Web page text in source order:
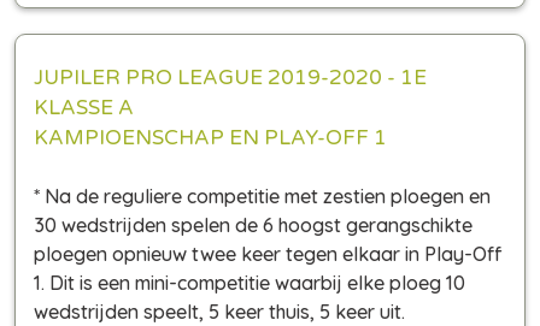
JUPILER PRO LEAGUE 2019-2020 - 1E
KLASSE A
KAMPIOENSCHAP EN PLAY-OFF 1
* Na de reguliere competitie met zestien ploegen en
30 wedstrijden spelen de 6 hoogst gerangschikte
ploegen opnieuw twee keer tegen elkaar in Play-Off
1. Dit is een mini-competitie waarbij elke ploeg 10
wedstrijden speelt, 5 keer thuis, 5 keer uit.